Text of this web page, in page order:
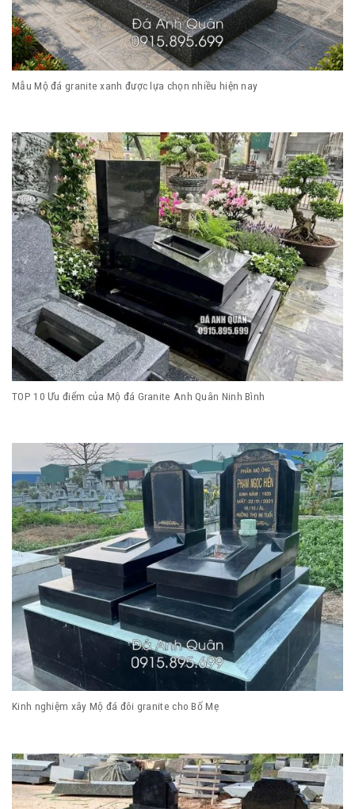
Mẫu Mộ đá granite xanh được lựa chọn nhiều hiện nay
TOP 10 Ưu điểm của Mộ đá Granite Anh Quân Ninh Bình
Kinh nghiệm xây Mộ đá đôi granite cho Bố Mẹ